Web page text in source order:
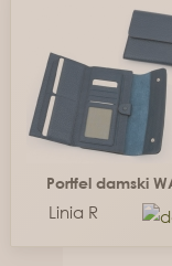
Portfel damski
Linia R